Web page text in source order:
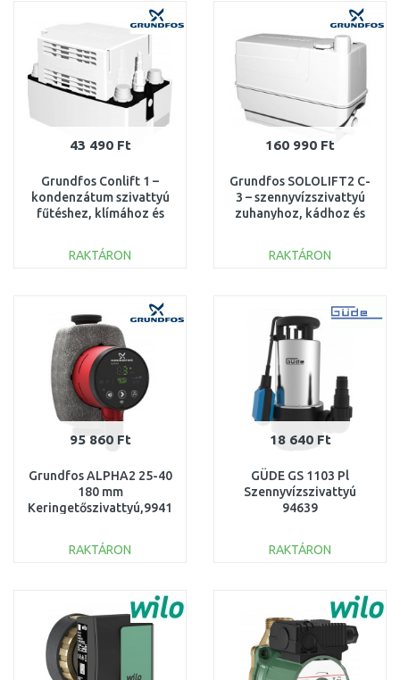
43 490 Ft
Grundfos Conlift 1 –
kondenzátum szivattyú
fűtéshez, klímához és
97936156
RAKTÁRON
160 990 Ft
Grundfos SOLOLIFT2 C-
3 – szennyvízszivattyú
zuhanyhoz, kádhoz és
RAKTÁRON
Összehasonlítás
95 860 Ft
Grundfos ALPHA2 25-40
180 mm
Keringetőszivattyú,99411165
RAKTÁRON
Összehasonlítás
18 640 Ft
GÜDE GS 1103 Pl
Szennyvízszivattyú
94639
RAKTÁRON
Összehasonlítás